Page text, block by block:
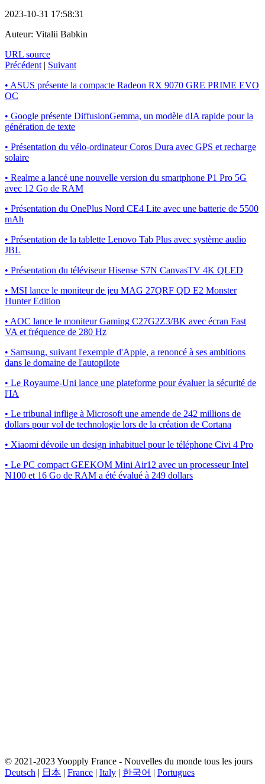
2023-10-31 17:58:31
Auteur: Vitalii Babkin
URL source
Précédent | Suivant
• ASUS présente la compacte Radeon RX 9070 GRE PRIME EVO
OC
• Google présente DiffusionGemma, un modèle dIA rapide pour la
génération de texte
• Présentation du vélo-ordinateur Coros Dura avec GPS et recharge
solaire
• Realme a lancé une nouvelle version du smartphone P1 Pro 5G
avec 12 Go de RAM
• Présentation du OnePlus Nord CE4 Lite avec une batterie de 5500
mAh
• Présentation de la tablette Lenovo Tab Plus avec système audio
JBL
• Présentation du téléviseur Hisense S7N CanvasTV 4K QLED
• MSI lance le moniteur de jeu MAG 27QRF QD E2 Monster
Hunter Edition
• AOC lance le moniteur Gaming C27G2Z3/BK avec écran Fast
VA et fréquence de 280 Hz
• Samsung, suivant l'exemple d'Apple, a renoncé à ses ambitions
dans le domaine de l'autopilote
• Le Royaume-Uni lance une plateforme pour évaluer la sécurité de
l'IA
• Le tribunal inflige à Microsoft une amende de 242 millions de
dollars pour vol de technologie lors de la création de Cortana
• Xiaomi dévoile un design inhabituel pour le téléphone Civi 4 Pro
• Le PC compact GEEKOM Mini Air12 avec un processeur Intel
N100 et 16 Go de RAM a été évalué à 249 dollars
© 2021-2023 Yoopply France - Nouvelles du monde tous les jours
Deutsch | 日本 | France | Italy | 한국어 | Portugues